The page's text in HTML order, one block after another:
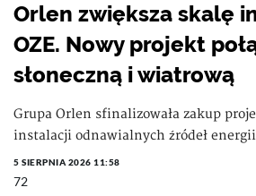
Orlen zwiększa skalę
OZE. Nowy projekt
słoneczną i wiatrową
Grupa Orlen sfinalizowała zakup
instalacji odnawialnych źródeł
5 SIERPNIA 2026 11:58
72